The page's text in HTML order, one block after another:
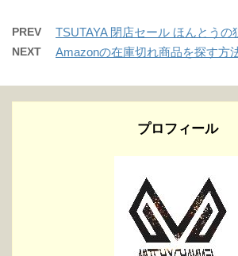
PREV TSUTAYA 閉店セール ほんとうの
NEXT Amazonの在庫切れ商品を探す方
プロフィール